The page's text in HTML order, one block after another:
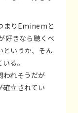
まりEminemと
好きなら聴くべ
というか、そん
る。
われそうだが
確立されてい